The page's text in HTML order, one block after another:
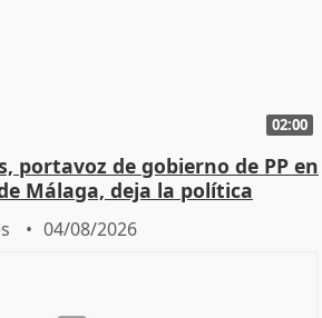
02:00
portavoz de gobierno de PP en
Málaga, deja la política
04/08/2026